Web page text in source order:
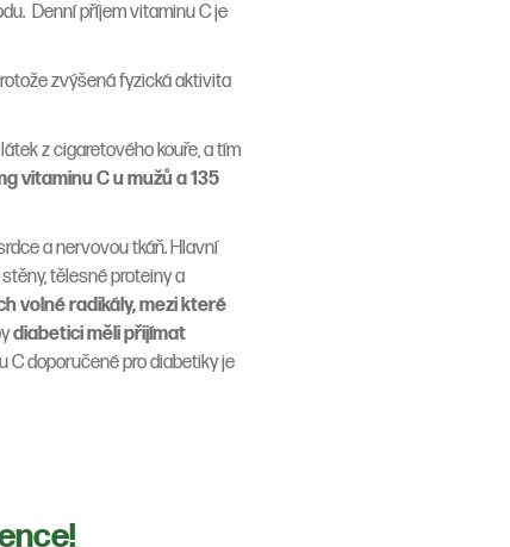
Denní příjem vitaminu C je
zvýšená fyzická aktivita
z cigaretového kouře, a tím
vitaminu C u mužů a 135
a nervovou tkáň. Hlavní
tělesné proteiny a
volné radikály, mezi které
diabetici měli přijímat
C doporučené pro diabetiky je